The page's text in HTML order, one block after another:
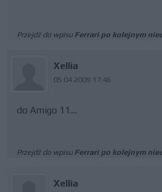
Przejdź do wpisu Ferrari po kolejnym
Xellia
05.04.2009 17:46
do Amigo 11....
Przejdź do wpisu Ferrari po kolejnym
Xellia